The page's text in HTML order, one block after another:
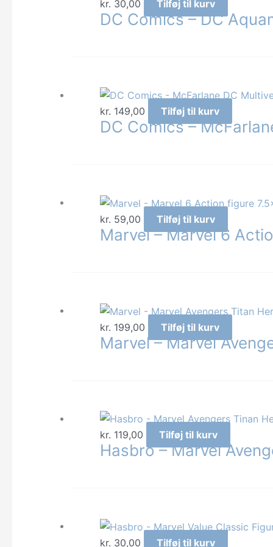
kr. 30,00 Tilføj til kurv
DC Comics – DC
kr. 149,00 Tilføj til kurv
DC Comics –
kr. 59,00 Tilføj til kurv
Marvel – Marvel 6
kr. 199,00 Tilføj til kurv
Marvel – Marvel
kr. 119,00 Tilføj til kurv
Hasbro – Marvel
kr. 30,00 Tilføj til kurv